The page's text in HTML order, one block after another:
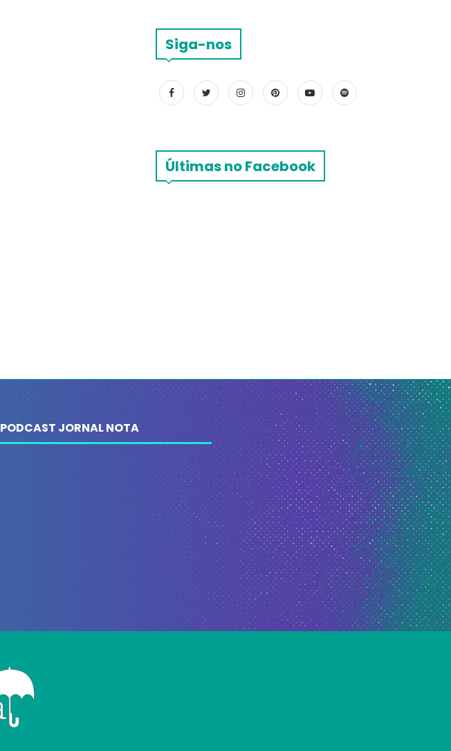
Siga-nos
Últimas no Facebook
PODCAST JORNAL NOTA